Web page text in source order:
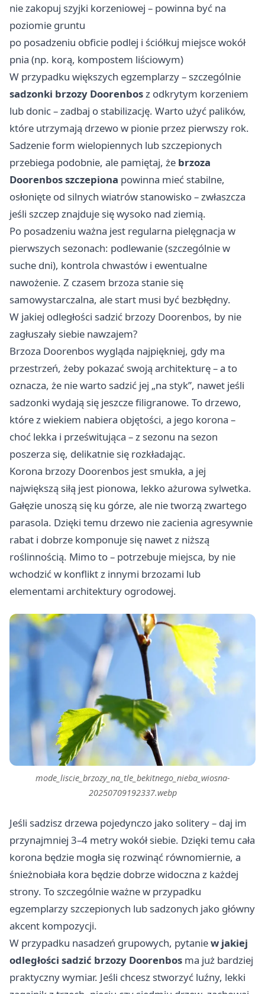
nie zakopuj szyjki korzeniowej – powinna być na
poziomie gruntu
po posadzeniu obficie podlej i ściółkuj miejsce wokół
pnia (np. korą, kompostem liściowym)
W przypadku większych egzemplarzy – szczególnie
sadzonki brzozy Doorenbos z odkrytym korzeniem
lub donic – zadbaj o stabilizację. Warto użyć palików,
które utrzymają drzewo w pionie przez pierwszy rok.
Sadzenie form wielopiennych lub szczepionych
przebiega podobnie, ale pamiętaj, że brzoza
Doorenbos szczepiona powinna mieć stabilne,
osłonięte od silnych wiatrów stanowisko – zwłaszcza
jeśli szczep znajduje się wysoko nad ziemią.
Po posadzeniu ważna jest regularna pielęgnacja w
pierwszych sezonach: podlewanie (szczególnie w
suche dni), kontrola chwastów i ewentualne
nawożenie. Z czasem brzoza stanie się
samowystarczalna, ale start musi być bezbłędny.
W jakiej odległości sadzić brzozy Doorenbos, by nie
zagłuszały siebie nawzajem?
Brzoza Doorenbos wygląda najpiękniej, gdy ma
przestrzeń, żeby pokazać swoją architekturę – a to
oznacza, że nie warto sadzić jej „na styk”, nawet jeśli
sadzonki wydają się jeszcze filigranowe. To drzewo,
które z wiekiem nabiera objętości, a jego korona –
choć lekka i prześwitująca – z sezonu na sezon
poszerza się, delikatnie się rozkładając.
Korona brzozy Doorenbos jest smukła, a jej
największą siłą jest pionowa, lekko ażurowa sylwetka.
Gałęzie unoszą się ku górze, ale nie tworzą zwartego
parasola. Dzięki temu drzewo nie zacienia agresywnie
rabat i dobrze komponuje się nawet z niższą
roślinnością. Mimo to – potrzebuje miejsca, by nie
wchodzić w konflikt z innymi brzozami lub
elementami architektury ogrodowej.
mode_liscie_brzozy_na_tle_bekitnego_nieba_wiosna-
20250709192337.webp
Jeśli sadzisz drzewa pojedynczo jako solitery – daj im
przynajmniej 3–4 metry wokół siebie. Dzięki temu cała
korona będzie mogła się rozwinąć równomiernie, a
śnieżnobiała kora będzie dobrze widoczna z każdej
strony. To szczególnie ważne w przypadku
egzemplarzy szczepionych lub sadzonych jako główny
akcent kompozycji.
W przypadku nasadzeń grupowych, pytaniew jakiej
odległości sadzić brzozy Doorenbos ma już bardziej
praktyczny wymiar. Jeśli chcesz stworzyć luźny, lekki